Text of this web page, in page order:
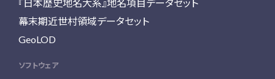
『日本歴史地名大系』地名項目データセット
幕末期近世村領域データセット
GeoLOD
ソフトウェア